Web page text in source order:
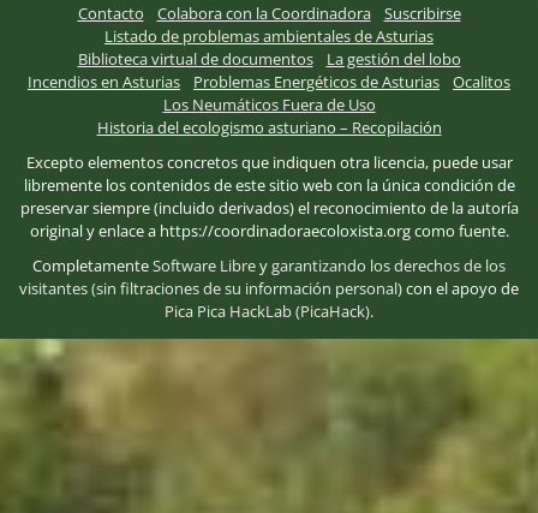
Contacto Colabora con la Coordinadora
Suscribirse
Listado de problemas ambientales de Asturias
Biblioteca virtual de documentos
La gestión del lobo
Incendios en Asturias
Problemas Energéticos de Asturias
Ocalitos
Los Neumáticos Fuera de Uso
Historia del ecologismo asturiano – Recopilación
Excepto elementos concretos que indiquen otra licencia, puede usar
libremente los contenidos de este sitio web con la única condición de
preservar siempre (incluido derivados) el reconocimiento de la autoría
original y enlace a https://coordinadoraecoloxista.org como fuente.
CompletamenteSoftware Libreygarantizando los derechos de los
visitantes (sin filtraciones de su información personal)con el apoyo de
Pica Pica HackLab (PicaHack).